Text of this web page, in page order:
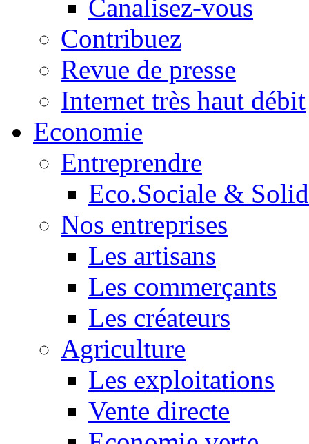
Canalisez-vous
Contribuez
Revue de presse
Internet très haut débit
Economie
Entreprendre
Eco.Sociale &
Nos entreprises
Les artisans
Les commerçants
Les créateurs
Agriculture
Les exploitations
Vente directe